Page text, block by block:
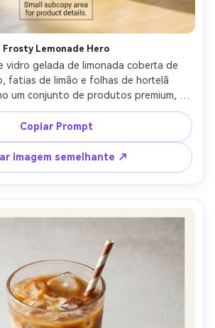
Frosty Lemonade Hero
vidro gelada de limonada coberta de
fatias de limão e folhas de hortelã
um conjunto de produtos premium,
de cartaz limpo com espaço de
na parte superior e pequena área de
inferior, placeholder minimalista do
paleta de cores brilhantes de verão,
com destaques nítidos, tirado em
f/1.8, profundidade de campo rasa,
com espaço negativo generoso,
Copiar Prompt
imagem semelhante ↗